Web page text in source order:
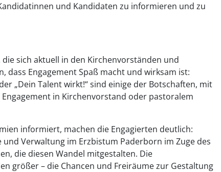
und Kandidaten zu informieren und zu
sich aktuell in den Kirchenvorständen und
dass Engagement Spaß macht und wirksam ist:
„Dein Talent wirkt!“ sind einige der Botschaften, mit
in Kirchenvorstand oder pastoralem
informiert, machen die Engagierten deutlich:
Verwaltung im Erzbistum Paderborn im Zuge des
die diesen Wandel mitgestalten. Die
größer – die Chancen und Freiräume zur Gestaltung